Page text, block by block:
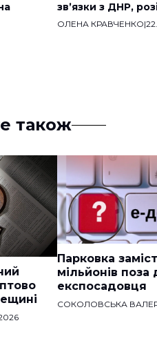
звʼязки з ДНР,
ОЛЕНА КРАВЧЕНКО|
також
Парковка
мільйонів поза
експосадовця
СОКОЛОВСЬКА